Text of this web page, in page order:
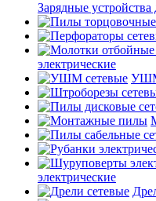
Зарядные
электрические
УШМ
электрические